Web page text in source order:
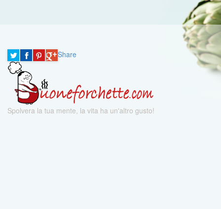
Share
Spolvera la tua mente, la vita ha un'altro gusto!